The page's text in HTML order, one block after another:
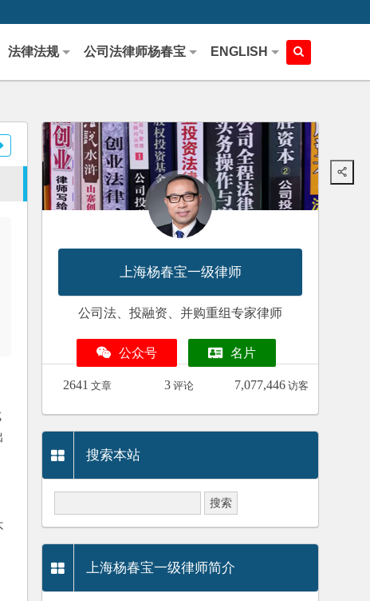
法律法规 公司法律师杨春宝 ENGLISH
上海杨春宝一级律师
公司法、投融资、并购重组专家律师
公众号 名片
2641 文章 3 评论 7,077,446 访客
搜索本站
上海杨春宝一级律师简介